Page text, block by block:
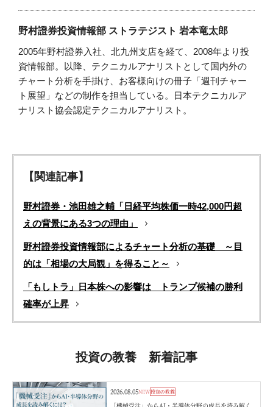
野村證券投資情報部 ストラテジスト 岩本竜太郎
2005年野村證券入社、北九州支店を経て、2008年より投
資情報部。以降、テクニカルアナリストとして国内外の
チャート分析を手掛け、お客様向けの冊子「週刊チャー
ト展望」などの制作を担当している。日本テクニカルア
ナリスト協会認定テクニカルアナリスト。
【関連記事】
野村證券・池田雄之輔「日経平均株価一時42,000円超
えの背景にある3つの理由」
野村證券投資情報部によるチャート分析の基礎 ～目
的は「相場の大局観」を得ること～
「もしトラ」日本株への影響は トランプ候補の勝利
確率が上昇
投資の教養 新着記事
2026.08.05NEW投資の教養